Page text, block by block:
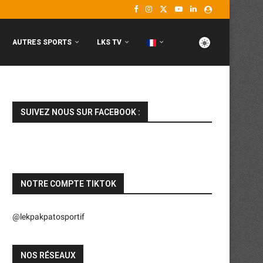
AUTRES SPORTS LKS TV
SUIVEZ NOUS SUR FACEBOOK :
NOTRE COMPTE TIKTOK
@lekpakpatosportif
NOS RÉSEAUX